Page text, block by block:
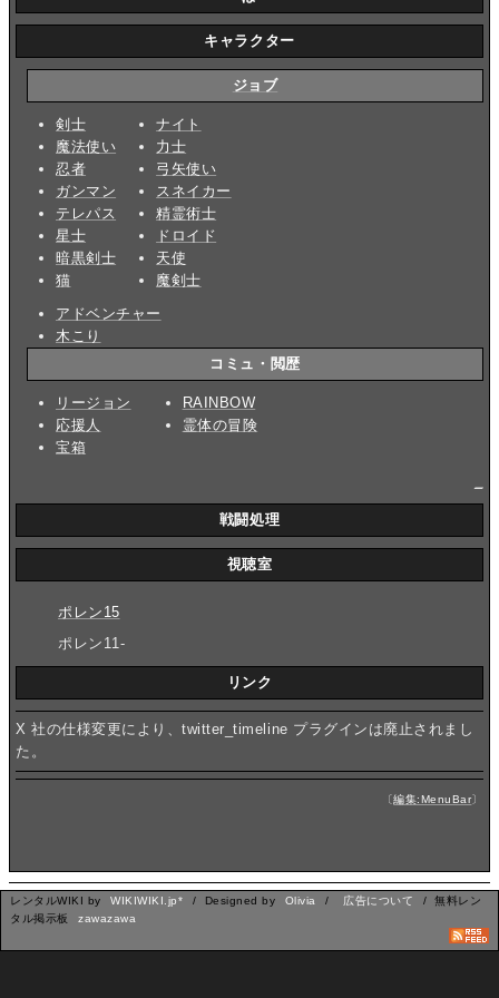
キャラクター
ジョブ
剣士
魔法使い
忍者
ガンマン
テレパス
星士
暗黒剣士
猫
ナイト
力士
弓矢使い
スネイカー
精霊術士
ドロイド
天使
魔剣士
アドベンチャー
木こり
コミュ・閲歴
リージョン
応援人
宝箱
RAINBOW
霊体の冒険
戦闘処理
視聴室
ポレン15
ポレン11-
リンク
X 社の仕様変更により、twitter_timeline プラグインは廃止されまし
た。
〔編集:MenuBar〕
レンタルWIKI by WIKIWIKI.jp* / Designed by Olivia / 広告について
/ 無料レン
タル掲示板
zawazawa